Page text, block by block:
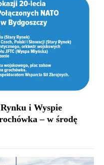
i Wyspie
– w środę